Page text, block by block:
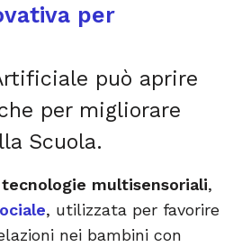
per
può aprire
per migliorare
Scuola.
tecnologie multisensoriali,
, utilizzata per favorire
nei bambini con